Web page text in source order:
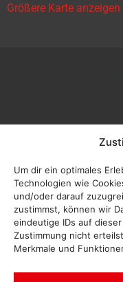
Um dir ein optimales
Technologien wie
und/oder darauf
zustimmst, können wir
eindeutige IDs auf
Zustimmung nicht
Merkmale und
Größere Karte anzeigen